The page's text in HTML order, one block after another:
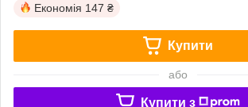
Економія 147 ₴
Купити
або
Купити з